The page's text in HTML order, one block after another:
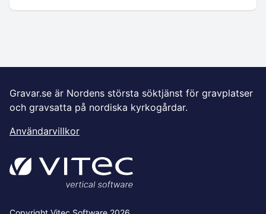
Gravar.se är Nordens största söktjänst för gravplatser
och gravsatta på nordiska kyrkogårdar.
Användarvillkor